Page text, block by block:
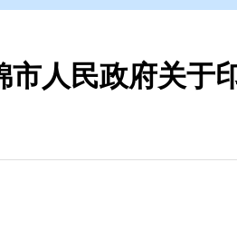
市人民政府关于